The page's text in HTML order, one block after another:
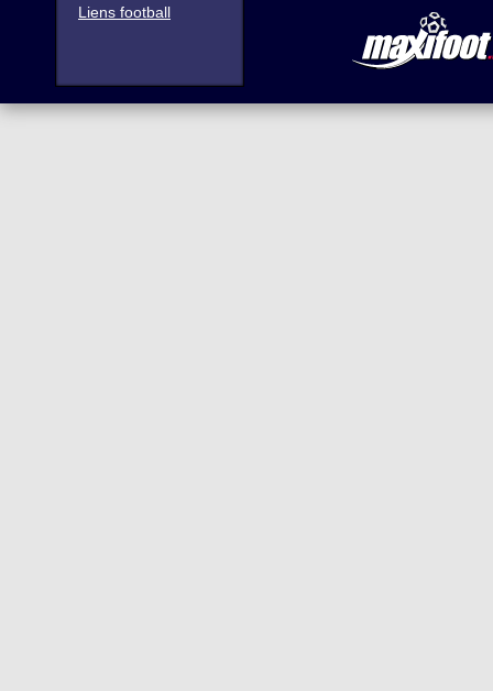
Liens football